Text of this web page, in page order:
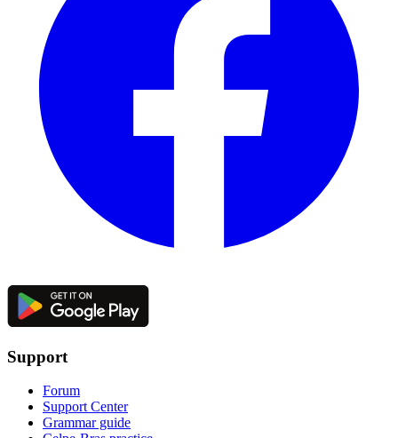
Support
Forum
Support Center
Grammar guide